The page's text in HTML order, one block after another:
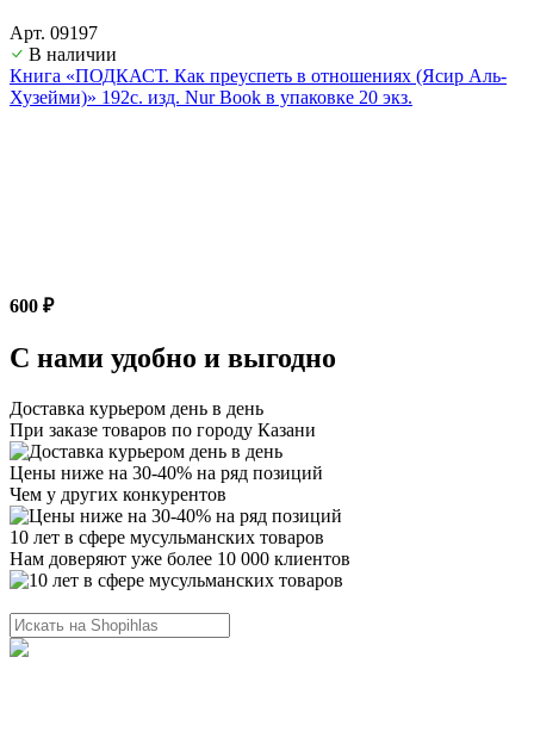
Арт. 09197
В наличии
Книга «ПОДКАСТ. Как преуспеть в отношениях (Ясир Аль-
Хузейми)» 192с. изд. Nur Book в упаковке 20 экз.
600 ₽
С нами удобно и выгодно
Доставка курьером день в день
При заказе товаров по городу Казани
Цены ниже на 30-40% на ряд позиций
Чем у других конкурентов
10 лет в сфере мусульманских товаров
Нам доверяют уже более 10 000 клиентов